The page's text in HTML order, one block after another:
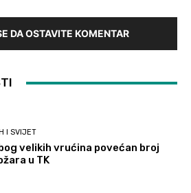
DA OSTAVITE KOMENTAR
I SVIJET
velikih vrućina povećan broj
u TK